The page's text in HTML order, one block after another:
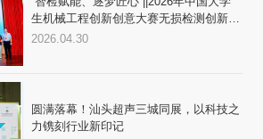
践与应用赛三大赛区顺利收官
2026.04.30
力镌刻行业新印记